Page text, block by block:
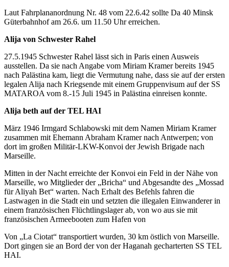
Laut Fahrplananordnung Nr. 48 vom 22.6.42 sollte Da 40 Minsk
Güterbahnhof am 26.6. um 11.50 Uhr erreichen.
Alija von Schwester Rahel
27.5.1945 Schwester Rahel lässt sich in Paris einen Ausweis
ausstellen. Da sie nach Angabe vom Miriam Kramer bereits 1945
nach Palästina kam, liegt die Vermutung nahe, dass sie auf der ersten
legalen Alija nach Kriegsende mit einem Gruppenvisum auf der SS
MATAROA vom 8.-15 Juli 1945 in Palästina einreisen konnte.
Alija beth auf der TEL HAI
März 1946 Irmgard Schlabowski mit dem Namen Miriam Kramer
zusammen mit Ehemann Abraham Kramer nach Antwerpen; von
dort im großen Militär-LKW-Konvoi der Jewish Brigade nach
Marseille.
Mitten in der Nacht erreichte der Konvoi ein Feld in der Nähe von
Marseille, wo Mitglieder der „Bricha“ und Abgesandte des „Mossad
für Aliyah Bet“ warten. Nach Erhalt des Befehls fahren die
Lastwagen in die Stadt ein und setzten die illegalen Einwanderer in
einem französischen Flüchtlingslager ab, von wo aus sie mit
französischen Armeebooten zum Hafen von
Von „La Ciotat“ transportiert wurden, 30 km östlich von Marseille.
Dort gingen sie an Bord der von der Haganah gecharterten SS TEL
HAI.